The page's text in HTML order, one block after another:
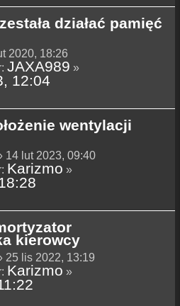
działać pamięć
2020, 18:26
JAXA989 »
12:04
wentylacji
14 lut 2023, 09:40
Karizmo »
kierowcy
25 lis 2022, 13:19
Karizmo »